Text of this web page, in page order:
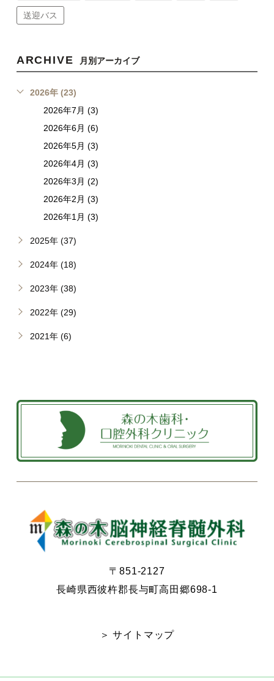
送迎バス
ARCHIVE 月別アーカイブ
2026年 (23)
2026年7月 (3)
2026年6月 (6)
2026年5月 (3)
2026年4月 (3)
2026年3月 (2)
2026年2月 (3)
2026年1月 (3)
2025年 (37)
2024年 (18)
2023年 (38)
2022年 (29)
2021年 (6)
〒851-2127
長崎県西彼杵郡長与町高田郷698-1
＞ サイトマップ